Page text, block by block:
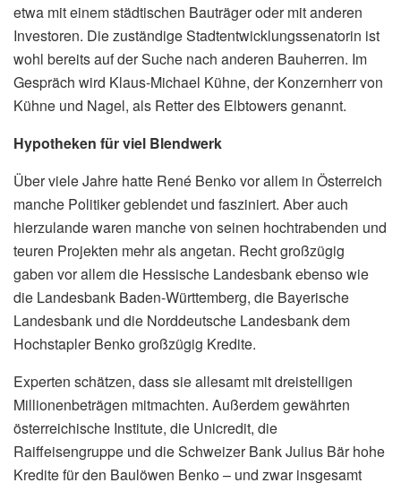
etwa mit einem städtischen Bauträger oder mit anderen
Investoren. Die zuständige Stadtentwicklungssenatorin ist
wohl bereits auf der Suche nach anderen Bauherren. Im
Gespräch wird Klaus-Michael Kühne, der Konzernherr von
Kühne und Nagel, als Retter des Elbtowers genannt.
Hypotheken für viel Blendwerk
Über viele Jahre hatte René Benko vor allem in Österreich
manche Politiker geblendet und fasziniert. Aber auch
hierzulande waren manche von seinen hochtrabenden und
teuren Projekten mehr als angetan. Recht großzügig
gaben vor allem die Hessische Landesbank ebenso wie
die Landesbank Baden-Württemberg, die Bayerische
Landesbank und die Norddeutsche Landesbank dem
Hochstapler Benko großzügig Kredite.
Experten schätzen, dass sie allesamt mit dreistelligen
Millionenbeträgen mitmachten. Außerdem gewährten
österreichische Institute, die Unicredit, die
Raiffeisengruppe und die Schweizer Bank Julius Bär hohe
Kredite für den Baulöwen Benko – und zwar insgesamt